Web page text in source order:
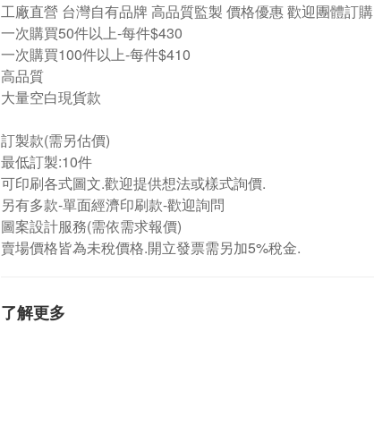
工廠直營 台灣自有品牌 高品質監製 價格優惠 歡迎團體訂購
一次購買50件以上-每件$430
一次購買100件以上-每件$410
高品質
大量空白現貨款
訂製款(需另估價)
最低訂製:10件
可印刷各式圖文.歡迎提供想法或樣式詢價.
另有多款-單面經濟印刷款-歡迎詢問
圖案設計服務(需依需求報價)
賣場價格皆為未稅價格.開立發票需另加5%稅金.
了解更多